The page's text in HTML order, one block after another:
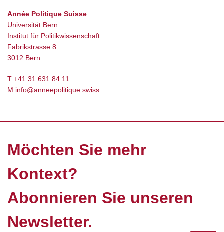
Année Politique Suisse
Universität Bern
Institut für Politikwissenschaft
Fabrikstrasse 8
3012 Bern
T +41 31 631 84 11
M info@anneepolitique.swiss
Möchten Sie mehr
Kontext?
Abonnieren Sie unseren
Newsletter.